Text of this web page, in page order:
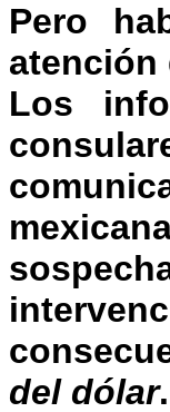
Pero
atención
Los
del dólar.